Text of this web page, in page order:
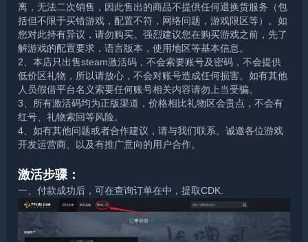
离，无法二次销售，因此售出的商品不提供任何退换货服务（包
括但不限于买错游戏，配置不符，网络问题，游戏限区等）。如
您对此持有异议，请勿购买。强烈建议您在购买游戏之前，先了
解游戏的配置要求，语言版本，使用地区等基本信息。
2、本店只出售steam激活码，不会索要账号及密码，不会提供
低价区礼物，所以请放心，不会对账号造成任何损害。如有其他
人员假借平台名义索要任何账号相关内容请勿上当受骗。
3、所有激活码均为正版渠道，价格相比礼物区会贵点，不会有
红号、礼物索回等风险。
4、如有其他问题或者合作建议，请与我们联系。诚邀各位游戏
开发运营商、以及有推广意向的用户合作。
激活步骤：
一、付款成功后，可在查询订单在中，提取CDK.